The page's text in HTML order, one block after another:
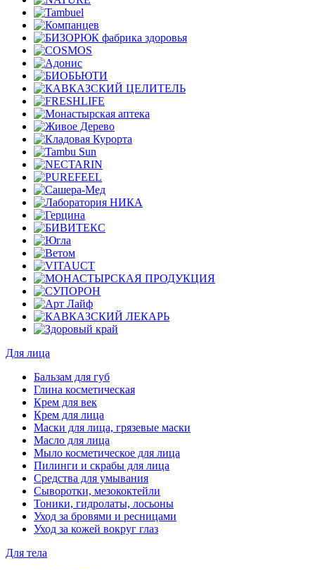
Для лица
Бальзам для губ
Глина косметическая
Крем для век
Крем для лица
Маски для лица, грязевые маски
Масло для лица
Мыло косметическое для лица
Пилинги и скрабы для лица
Средства для умывания
Сыворотки, мезококтейли
Тоники, гидролаты, лосьоны
Уход за бровями и ресницами
Уход за кожей вокруг глаз
Для тела